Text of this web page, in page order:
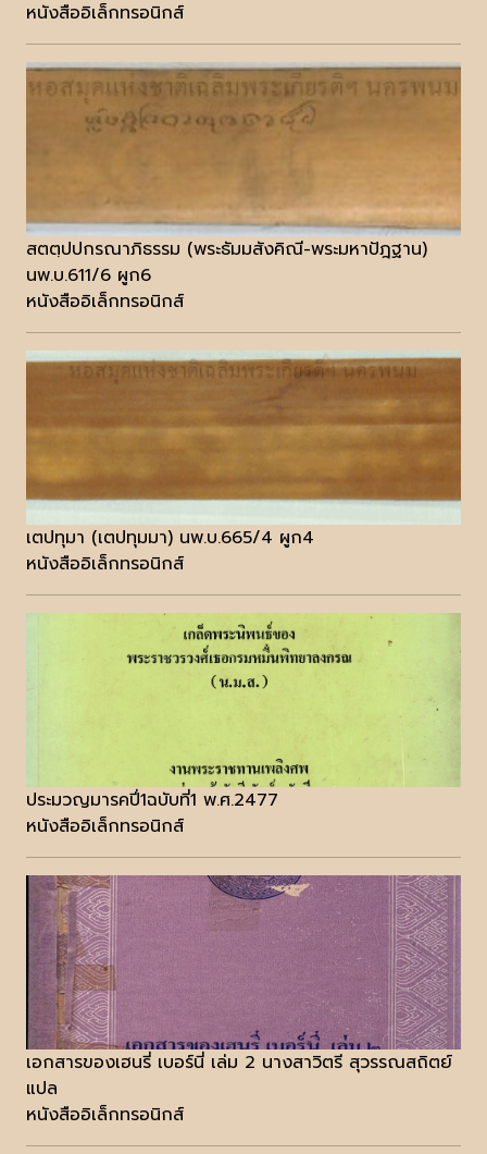
หนังสืออิเล็กทรอนิกส์
สตตฺปปกรณาภิธรรม (พระธัมมสังคิณี-พระมหาปัฎฐาน)
นพ.บ.611/6 ผูก6
หนังสืออิเล็กทรอนิกส์
เตปทุมา (เตปทุมมา) นพ.บ.665/4 ผูก4
หนังสืออิเล็กทรอนิกส์
ประมวญมารคปี่1ฉบับที่1 พ.ศ.2477
หนังสืออิเล็กทรอนิกส์
เอกสารของเฮนรี่ เบอร์นี่ เล่ม 2 นางสาวิตรี สุวรรณสถิตย์
แปล
หนังสืออิเล็กทรอนิกส์